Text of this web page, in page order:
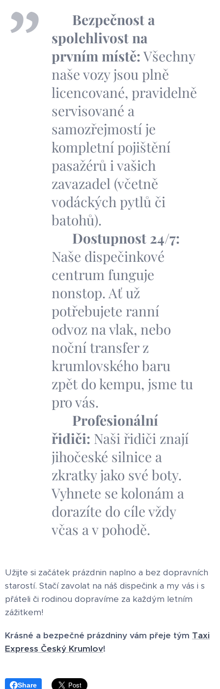
Bezpečnost a
spolehlivost na
prvním místě:Všechny
naše vozy jsou plně
licencované, pravidelně
servisované a
samozřejmostí je
kompletní pojištění
pasažérů i vašich
zavazadel (včetně
vodáckých pytlů či
batohů).
Dostupnost 24/7:
Naše dispečinkové
centrum funguje
nonstop. Ať už
potřebujete ranní
odvoz na vlak, nebo
noční transfer z
krumlovského baru
zpět do kempu, jsme tu
pro vás.
Profesionální
řidiči: Naši řidiči znají
jihočeské silnice a
zkratky jako své boty.
Vyhnete se kolonám a
dorazíte do cíle vždy
včas a v pohodě.
Užijte si začátek prázdnin naplno a bez dopravních
starostí. Stačí zavolat na náš dispečink a my vás i s
přáteli či rodinou dopravíme za každým letním
zážitkem!
Krásné a bezpečné prázdniny vám přeje tým Taxi
Express Český Krumlov!
Share